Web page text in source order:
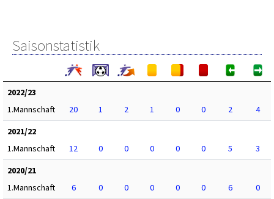
Saisonstatistik
2022/23
1.Mannschaft
20 1 2 1 0 0 2
4
2021/22
1.Mannschaft
12 0 0 0 0 0 5
3
2020/21
1.Mannschaft
6 0 0 0 0 0 6
0